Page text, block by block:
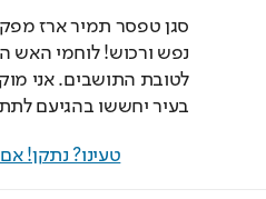
בעיר יחששו בהגיעם
טעינו? נתקן!